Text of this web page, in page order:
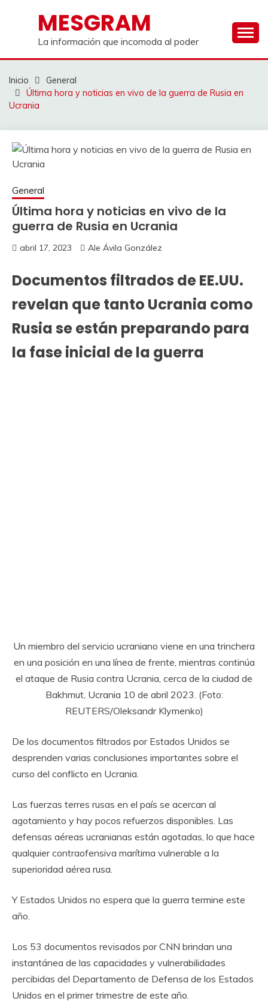
contenidoMESGRAM
La información que incomoda al poder
Inicio
General
Última hora y noticias en vivo de la guerra de Rusia en
Ucrania
General
Última hora y noticias en vivo de la
guerra de Rusia en Ucrania
abril 17, 2023 Ale Ávila González
Documentos filtrados de EE.UU.
revelan que tanto Ucrania como
Rusia se están preparando para
la fase inicial de la guerra
Un miembro del servicio ucraniano viene en una trinchera
en una posición en una línea de frente, mientras continúa
el ataque de Rusia contra Ucrania, cerca de la ciudad de
Bakhmut, Ucrania 10 de abril 2023. (Foto:
REUTERS/Oleksandr Klymenko)
De los documentos filtrados por Estados Unidos se
desprenden varias conclusiones importantes sobre el
curso del conflicto en Ucrania.
Las fuerzas terres rusas en el país se acercan al
agotamiento y hay pocos refuerzos disponibles. Las
defensas aéreas ucranianas están agotadas, lo que hace
qualquier contraofensiva marítima vulnerable a la
superioridad aérea rusa.
Y Estados Unidos no espera que la guerra termine este
año.
Los 53 documentos revisados ​​por CNN brindan una
instantánea de las capacidades y vulnerabilidades
percibidas del Departamento de Defensa de los Estados
Unidos en el primer trimestre de este año.